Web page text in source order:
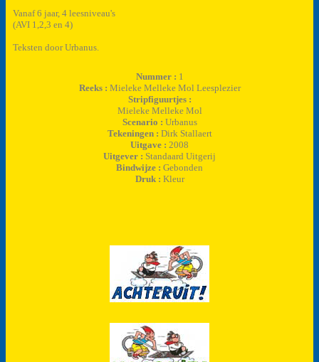
Vanaf 6 jaar, 4 leesniveau's
(AVI 1,2,3 en 4)
Teksten door Urbanus.
Nummer : 1
Reeks : Mieleke Melleke Mol Leesplezier
Stripfiguurtjes :
Mieleke Melleke Mol
Scenario : Urbanus
Tekeningen : Dirk Stallaert
Uitgave : 2008
Uitgever : Standaard Uitgerij
Bindwijze : Gebonden
Druk : Kleur